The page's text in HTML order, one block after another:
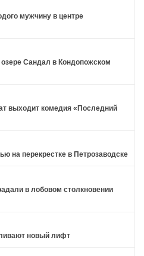
мужчину в центре
Сандал в Кондопожском
выходит комедия «Последний
на перекрестке в Петрозаводске
в лобовом столкновении
новый лифт